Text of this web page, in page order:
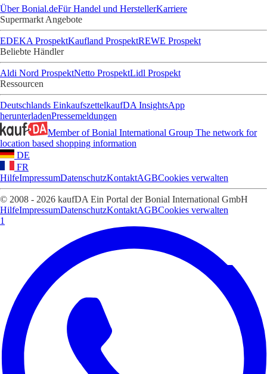
Über Bonial.deFür Handel und HerstellerKarriere
Supermarkt Angebote
EDEKA ProspektKaufland ProspektREWE Prospekt
Beliebte Händler
Aldi Nord ProspektNetto ProspektLidl Prospekt
Ressourcen
Deutschlands EinkaufszettelkaufDA InsightsApp
herunterladenPressemeldungen
Member of Bonial International Group The network for
location based shopping information
DE
FR
HilfeImpressumDatenschutzKontaktAGBCookies verwalten
© 2008 - 2026 kaufDA Ein Portal der Bonial International GmbH
HilfeImpressumDatenschutzKontaktAGBCookies verwalten
1